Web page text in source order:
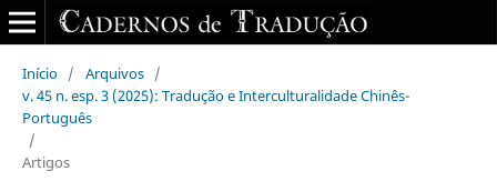
Início / Arquivos /
v. 45 n. esp. 3 (2025): Tradução e Interculturalidade Chinês-
Português
/
Artigos